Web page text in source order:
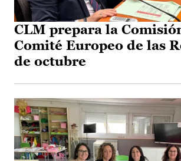
CLM prepara la
Comité Europeo de las
de octubre